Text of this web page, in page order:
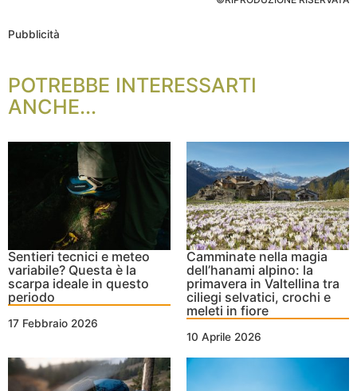
Pubblicità
POTREBBE INTERESSARTI
ANCHE...
Sentieri tecnici e meteo
variabile? Questa è la
scarpa ideale in questo
periodo
17 Febbraio 2026
Camminate nella magia
dell’hanami alpino: la
primavera in Valtellina tra
ciliegi selvatici, crochi e
meleti in fiore
10 Aprile 2026